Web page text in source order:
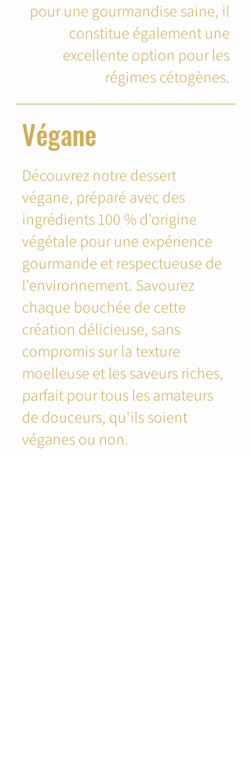
pour une gourmandise saine, il
constitue également une
excellente option pour les
régimes cétogènes.
Végane
Découvrez notre dessert
végane, préparé avec des
ingrédients 100 % d'origine
végétale pour une expérience
gourmande et respectueuse de
l'environnement. Savourez
chaque bouchée de cette
création délicieuse, sans
compromis sur la texture
moelleuse et les saveurs riches,
parfait pour tous les amateurs
de douceurs, qu'ils soient
véganes ou non.